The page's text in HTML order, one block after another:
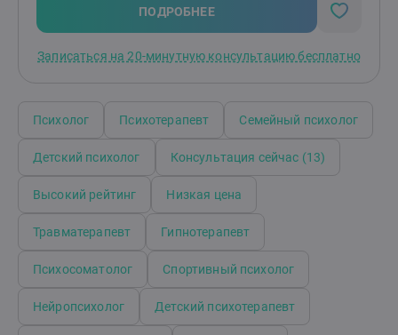
курсы повышения квалификации.Большой опыт
работы в команде психологов-практиков в Центре
социальной помощи.Каждая ситуация уникальна, но
вами до результата, который вас
способна принять всю вашу боль, сомнения,
ПОДРОБНЕЕ
Записаться на 20-минутную консультацию бесплатно
Психолог Психотерапевт Семейный психолог
Детский психолог Консультация сейчас (13)
Высокий рейтинг Низкая цена
Травматерапевт Гипнотерапевт
Психосоматолог Спортивный психолог
Нейропсихолог Детский психотерапевт